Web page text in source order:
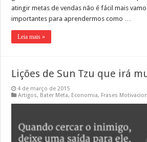
atingir metas de vendas não é fácil mais
importantes para aprendermos como …
Leia mais »
Lições de Sun Tzu que irá
4 de março de 2015
Artigos, Bater Meta, Economia, Frases